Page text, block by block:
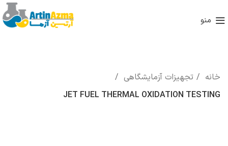
منو
خانه
تجهیزات آزمایشگاهی
JET FUEL THERMAL OXIDATION TESTING